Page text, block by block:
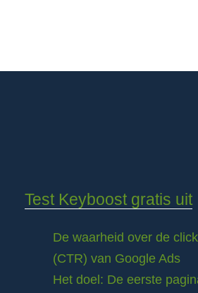
Test Keyboost gratis uit
De waarheid over de
(CTR) van Google Ads
Het doel: De eerste